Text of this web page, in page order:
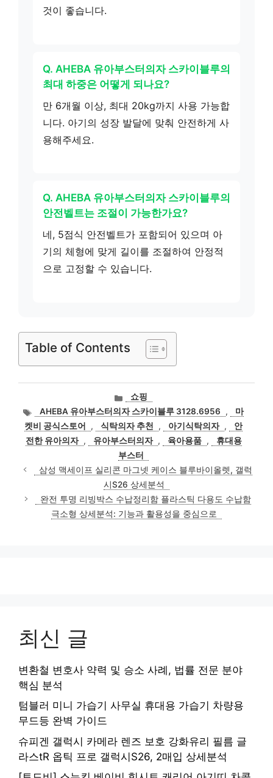
것이 좋습니다.
Q. AHEBA 유아부스터의자 스카이블루의
최대 하중은 어떻게 되나요?
만 6개월 이상, 최대 20kg까지 사용 가능합
니다. 아기의 성장 발달에 맞춰 안전하게 사
용해주세요.
Q. AHEBA 유아부스터의자 스카이블루의
안전벨트는 조절이 가능한가요?
네, 5점식 안전벨트가 포함되어 있으며 아
기의 체형에 맞게 길이를 조절하여 안정적
으로 고정할 수 있습니다.
Table of Contents
카
테
고
리
쇼핑
태
그
AHEBA 유아부스터의자 스카이블루 3128.6956 ,
마
켓비 공식스토어
, 식탁의자 추천 , 아기식탁의자 ,
안
전한 유아의자 , 유아부스터의자 , 육아용품 ,
휴대용
부스터
삼성 맥세이프 실리콘 마그넷 케이스 블루바이올렛, 갤럭
시S26 상세분석
완전 투명 리빙박스 수납정리함 플라스틱 다용도 수납함
극소형 상세분석: 기능과 활용성을 중심으로
최신 글
변환철 변호사 약력 및 승소 사례, 법률 전문 분야
핵심 분석
텀블러 미니 가습기 사무실 휴대용 가습기 차량용
무드등 완벽 가이드
슈피겐 갤럭시 카메라 렌즈 보호 강화유리 필름 글
라스tR 옵틱 프로 갤럭시S26, 2매입 상세분석